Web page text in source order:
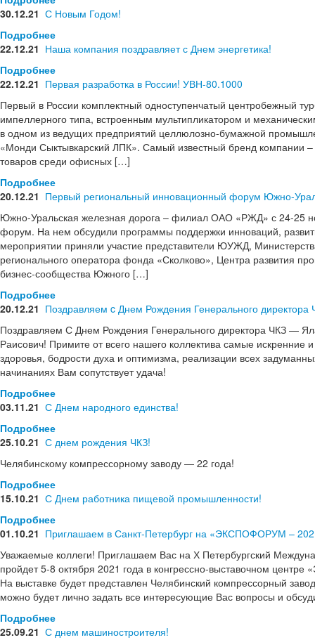
30.12.21 С Новым Годом!
Подробнее
22.12.21 Наша компания поздравляет с Днем энергетика!
Подробнее
22.12.21 Первая разработка в России! УВН-80.1000
Первый в России комплектный одноступенчатый центробежный
импеллерного типа, встроенным мультипликатором и
в одном из ведущих предприятий целлюлозно-бумажной
«Монди Сыктывкарский ЛПК». Самый известный бренд компании
товаров среди офисных […]
Подробнее
20.12.21 Первый региональный инновационный форум Южно-
Южно-Уральская железная дорога – филиал ОАО «РЖД» с 24-25
форум. На нем обсудили программы поддержки инноваций,
мероприятии приняли участие представители ЮУЖД,
регионального оператора фонда «Сколково», Центра развития
бизнес-сообщества Южного […]
Подробнее
20.12.21 Поздравляем c Днем Рождения Генерального директора
Поздравляем С Днем Рождения Генерального директора ЧКЗ —
Раисович! Примите от всего нашего коллектива самые
здоровья, бодрости духа и оптимизма, реализации всех
начинаниях Вам сопутствует удача!
Подробнее
03.11.21 С Днем народного единства!
Подробнее
25.10.21 С днем рождения ЧКЗ!
Челябинскому компрессорному заводу — 22 года!
Подробнее
15.10.21 С Днем работника пищевой промышленности!
Подробнее
01.10.21 Приглашаем в Санкт-Петербург на «ЭКСПОФОРУМ –
Уважаемые коллеги! Приглашаем Вас на Х Петербургский
пройдет 5-8 октября 2021 года в конгрессно-выставочном
На выставке будет представлен Челябинский компрессорный
можно будет лично задать все интересующие Вас вопросы и
Подробнее
25.09.21 С днем машиностроителя!